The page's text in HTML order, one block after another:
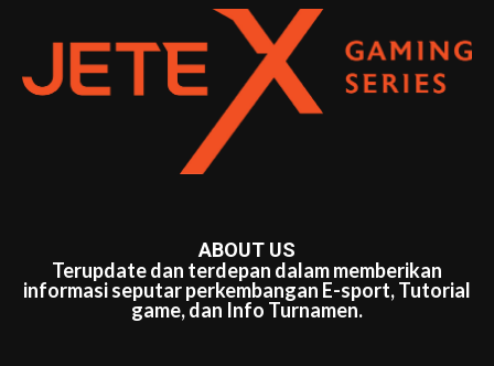
ABOUT US
Terupdate dan terdepan dalam memberikan
informasi seputar perkembangan E-sport, Tutorial
game, dan Info Turnamen.